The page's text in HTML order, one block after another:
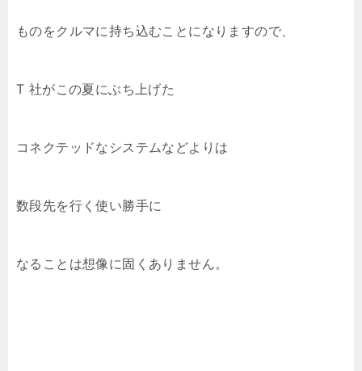
ものをクルマに持ち込むことになりますので、
T 社がこの夏にぶち上げた
コネクテッドなシステムなどよりは
数段先を行く使い勝手に
なることは想像に固くありません。